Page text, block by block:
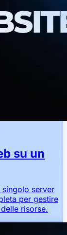
su un
singolo server
per gestire
risorse.